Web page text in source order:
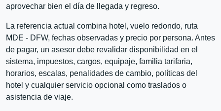
aprovechar bien el día de llegada y regreso.
La referencia actual combina hotel, vuelo redondo, ruta
MDE - DFW, fechas observadas y precio por persona. Antes
de pagar, un asesor debe revalidar disponibilidad en el
sistema, impuestos, cargos, equipaje, familia tarifaria,
horarios, escalas, penalidades de cambio, políticas del
hotel y cualquier servicio opcional como traslados o
asistencia de viaje.